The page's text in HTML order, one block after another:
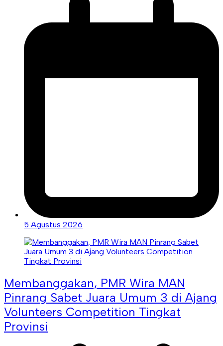
5 Agustus 2026
Membanggakan, PMR Wira MAN
Pinrang Sabet Juara Umum 3 di Ajang
Volunteers Competition Tingkat
Provinsi